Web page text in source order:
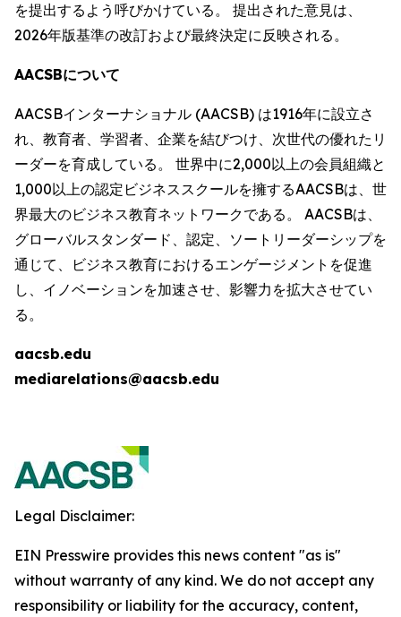
を提出するよう呼びかけている。 提出された意見は、
2026年版基準の改訂および最終決定に反映される。
AACSBについて
AACSBインターナショナル (AACSB) は1916年に設立さ
れ、教育者、学習者、企業を結びつけ、次世代の優れたリ
ーダーを育成している。 世界中に2,000以上の会員組織と
1,000以上の認定ビジネススクールを擁するAACSBは、世
界最大のビジネス教育ネットワークである。 AACSBは、
グローバルスタンダード、認定、ソートリーダーシップを
通じて、ビジネス教育におけるエンゲージメントを促進
し、イノベーションを加速させ、影響力を拡大させてい
る。
aacsb.edu
mediarelations@aacsb.edu
Legal Disclaimer:
EIN Presswire provides this news content "as is"
without warranty of any kind. We do not accept any
responsibility or liability for the accuracy, content,